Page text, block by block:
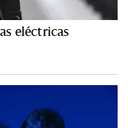
eléctricas